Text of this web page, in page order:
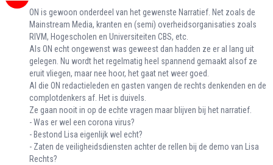
ON is gewoon onderdeel van het gewenste Narratief. Net zoals de
Mainstream Media, kranten en (semi) overheidsorganisaties zoals
RIVM, Hogescholen en Universiteiten CBS, etc.
Als ON echt ongewenst was geweest dan hadden ze er al lang uit
gelegen. Nu wordt het regelmatig heel spannend gemaakt alsof ze
eruit vliegen, maar nee hoor, het gaat net weer goed.
Al die ON redactieleden en gasten vangen de rechts denkenden en de
complotdenkers af. Het is duivels.
Ze gaan nooit in op de echte vragen maar blijven bij het narratief.
- Was er wel een corona virus?
- Bestond Lisa eigenlijk wel echt?
- Zaten de veiligheidsdiensten achter de rellen bij de demo van Lisa
Rechts?